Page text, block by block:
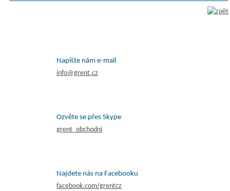
Napište nám e-mail
info@grent.cz
Ozvěte se přes Skype
grent_obchodni
Najdete nás na Facebooku
facebook.com/grentcz